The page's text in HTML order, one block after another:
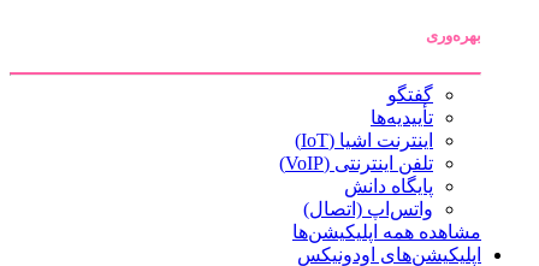
بهره‌وری
گفتگو
تأییدیه‌ها
اینترنت اشیا (IoT)
تلفن اینترنتی (VoIP)
پایگاه دانش
واتس‌اپ (اتصال)
مشاهده همه اپلیکیشن‌ها
اپلیکیشن‌های اودونیکس